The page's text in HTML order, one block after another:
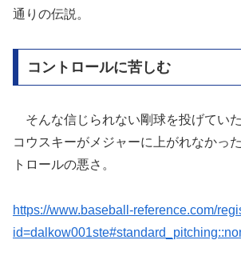
通りの伝説。
コントロールに苦しむ
そんな信じられない剛球を投げてい
コウスキーがメジャーに上がれなかっ
トロールの悪さ。
https://www.baseball-reference.com/